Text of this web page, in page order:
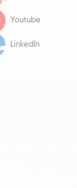
Youtube
LinkedIn